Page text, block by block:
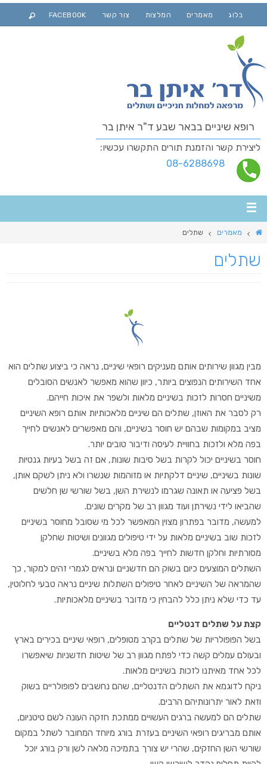
בלוג מאמרים המלצות צור קשר FACEBOOK
רופא שיניים בבאר שבע ד"ר איתן בר
ליצירת קשר והזמנת תורים התקשרו עכשיו:
08-6288698
מאמרים שתלים
שתלים
מבין מגוון שירותים אותם מעניקים רופאי שיניים, נראה כי ביצוע שתלים הוא
אחד השירותים הנפוצים ביותר, כיוון שהוא מאפשר לאנשים הסובלים
משיניים חסרות לזכות בשיניים מלאות ולשפר את איכות חייהם.
רק לסבר את האוזן, שתלים הם שיניים מלאכותיות אותם רופא השיניים
מציב במקומות שבהם יש חוסר בשיניים, והם מאפשרים לאנשים לחייך
בפה מלא ולזכות בחוויית לעיסה ודיבור טובים יותר.
חוסר בשיניים יכול לקרות בשל סיבות שונות, אם זה בשל בעיות גנטיות
שונות בשיניים, שיניים דלקתיות או מזוהמות שנשרו ולא ניתן לשקם אותן,
בשל פציעה או תאונה שגרמו לנשירת השן, בשל שורשי שן חלשים
שהביאו לידי נשירתן ועוד מגוון רב של מקרים שונים.
למעשה, מדובר בפתרון מצוין המאפשר לכל מי שסובל מחוסר בשיניים
לזכות שוב בשיניים מלאות על ידי טיפולים מגוונים ושיטות שחלקן
מסורתיות וחלקן חדשות לחייך בפה מלא בשיניים.
השתלים המוצעים כיום בשוק הם חדשניים ונראים לגמרי זהים למקור, כך
שהמראה של השיניים לאחר טיפולים השתלות שיניים נראה טבעי לחלוטין,
עד כדי שלא ניתן כלל להבחין כי מדובר בשיניים מלאכותיות.
קצת על שתלים דנטליים
בשל הפופולריות של שתלים בקרב מטופלים, רופאי שיניים בכירים בארץ
ובעולם עמלים קשה כדי לפתח מגוון רב של שיטות חדשניות שיאפשרו
לכל אחד מאיתנו לזכות בשיניים מלאות.
ניקח לדוגמא את השתלים הדנטליים, שהם נחשבים לפופולריים בשוק
וזאת לאור יתרונותיהם הרבים.
שתלים הם למעשה ברגים העשויים ממתכת חזקה העונה לשם טיטניום,
אותם מבריגים רופאי השיניים בעזרת בורג מיוחד המחובר לשתל במקום
שורשי השן החזקים, שהרי יש צורך בתמיכה מלאה לשן ורק בורג יוכל